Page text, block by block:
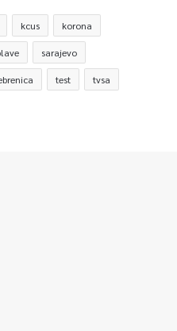
kcus korona
sarajevo
test tvsa